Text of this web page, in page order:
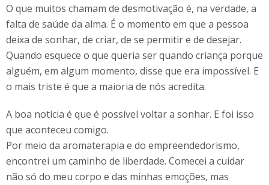
O que muitos chamam de desmotivação é, na verdade, a
falta de saúde da alma. É o momento em que a pessoa
deixa de sonhar, de criar, de se permitir e de desejar.
Quando esquece o que queria ser quando criança porque
alguém, em algum momento, disse que era impossível. E
o mais triste é que a maioria de nós acredita.
A boa notícia é que é possível voltar a sonhar. E foi isso
que aconteceu comigo.
Por meio da aromaterapia e do empreendedorismo,
encontrei um caminho de liberdade. Comecei a cuidar
não só do meu corpo e das minhas emoções, mas